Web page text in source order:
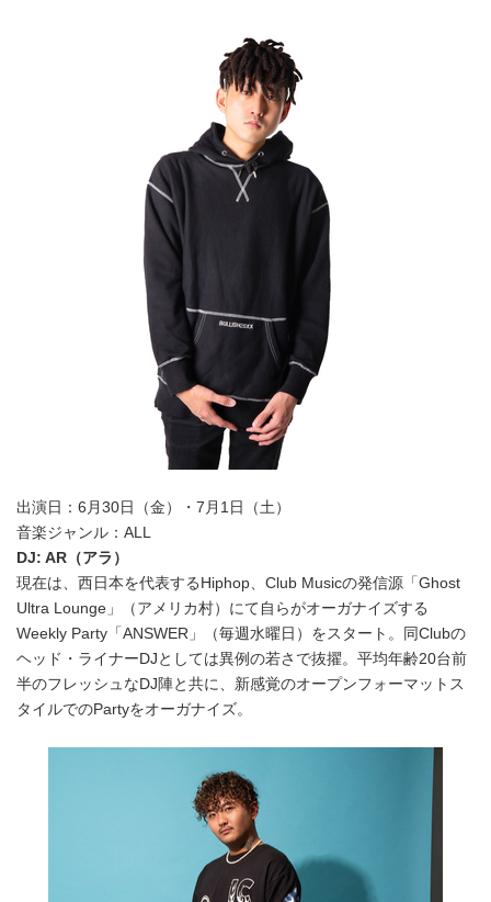
出演日：6月30日（金）・7月1日（土）
音楽ジャンル：ALL
DJ: AR （アラ）
現在は、西日本を代表するHiphop、Club Musicの発信源「Ghost
Ultra Lounge」（アメリカ村）にて自らがオーガナイズする
Weekly Party「ANSWER」（毎週水曜日）をスタート。同Clubの
ヘッド・ライナーDJとしては異例の若さで抜擢。平均年齢20台前
半のフレッシュなDJ陣と共に、新感覚のオープンフォーマットス
タイルでのPartyをオーガナイズ。